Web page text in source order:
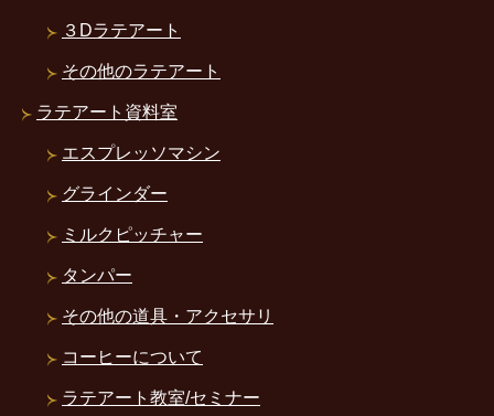
３Dラテアート
その他のラテアート
ラテアート資料室
エスプレッソマシン
グラインダー
ミルクピッチャー
タンパー
その他の道具・アクセサリ
コーヒーについて
ラテアート教室/セミナー